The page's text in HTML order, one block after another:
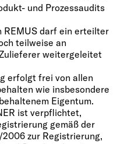
und Prozessaudits
REMUS darf ein erteilter
teilweise an
weitergeleitet
erfolgt frei von allen
wie insbesondere
Eigentum.
ist verpflichtet,
gemäß der
2006 zur Registrierung,